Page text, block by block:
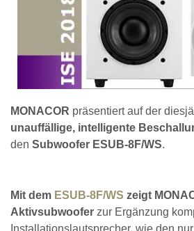
MONACOR präsentiert auf der
unauffällige, intelligente
den Subwoofer ESUB-8F/WS.
Mit dem ESUB-8F/WS zeigt
Aktivsubwoofer zur Ergänzung